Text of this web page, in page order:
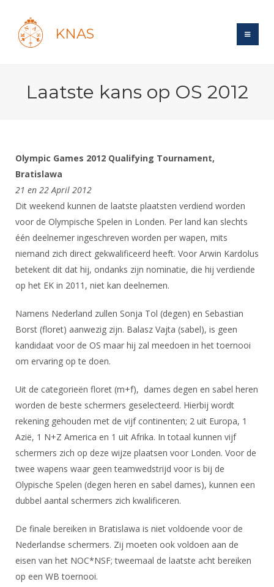
KNAS
Login
Polls
Forums
Maandelijks archief
Website
Handleiding
Historie
Bond
Lidmaatschap
Tarieven
Reglementen
Ledencijfers
Sponsors en Partners
Organisatie
Commissies
Ereleden
Vacatures
Bondsbureau
Contact
Medewerkers
Samenwerking
Alle Verenigingen
Nieuws
Introductie
Recreatiesport
Lichtzwaardschermen
Wedstrijdsport
Ranglijsten
Inschrijven
Reglementen
Materiaal
Rolstoelschermen
Wedstrijdkalender
KNAS Keurmerk
NK's
JPT
JEC
Veteranenwedstrijden
Wedstrijdorganisatie
Wat is topsport
NK's
Oranje
DBT
SBT
Talentontwikkeling
Internationale Titeltoernooien
Internationale aanmeldingen
Informatie
Voor de jeugd
Spreekbeurtpakket
Ouders en vereniging
Jeugdkampen
Brassardsysteem
Voor coaches en leraren
Nieuws
Internationale opleidingen
Opleidingen
Leraar
Voor scheidsrechters
Nieuws
Opleidingen
Tuchtzaken
Forums
Forums
Schermforum
Zoek Vereniging
Contact
NK organiseren
Laatste kans op OS 2012
Olympic Games 2012 Qualifying Tournament,
Bratislawa
21 en 22 April 2012
Dit weekend kunnen de laatste plaatsten verdiend worden
voor de Olympische Spelen in Londen. Per land kan slechts
één deelnemer ingeschreven worden per wapen, mits
niemand zich direct gekwalificeerd heeft. Voor Arwin Kardolus
betekent dit dat hij, ondanks zijn nominatie, die hij verdiende
op het EK in 2011, niet kan deelnemen.
Namens Nederland zullen Sonja Tol (degen) en Sebastian
Borst (floret) aanwezig zijn. Balasz Vajta (sabel), is geen
kandidaat voor de OS maar hij zal meedoen in het toernooi
om ervaring op te doen.
Uit de categorieën floret (m+f), dames degen en sabel heren
worden de beste schermers geselecteerd. Hierbij wordt
rekening gehouden met de vijf continenten; 2 uit Europa, 1
Azië, 1 N+Z America en 1 uit Afrika. In totaal kunnen vijf
schermers zich op deze wijze plaatsen voor Londen. Voor de
twee wapens waar geen teamwedstrijd voor is bij de
Olypische Spelen (degen heren en sabel dames), kunnen een
dubbel aantal schermers zich kwalificeren.
De finale bereiken in Bratislawa is niet voldoende voor de
Nederlandse schermers. Zij moeten ook voldoen aan de
eisen van het NOC*NSF; tweemaal de laatste acht bereiken
op een WB toernooi.